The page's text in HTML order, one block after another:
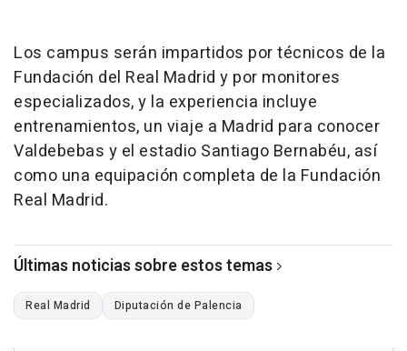
Los campus serán impartidos por técnicos de la
Fundación del Real Madrid y por monitores
especializados, y la experiencia incluye
entrenamientos, un viaje a Madrid para conocer
Valdebebas y el estadio Santiago Bernabéu, así
como una equipación completa de la Fundación
Real Madrid.
Últimas noticias sobre estos temas
Real Madrid Diputación de Palencia